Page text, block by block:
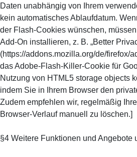
Daten unabhängig von Ihrem
kein automatisches Ablaufdatum.
der Flash-Cookies wünschen,
Add-On installieren, z. B. „Better
(https://addons.mozilla.org/de/firefox/
das Adobe-Flash-Killer-Cookie für
Nutzung von HTML5 storage objects
indem Sie in Ihrem Browser den
Zudem empfehlen wir, regelmäßig
Browser-Verlauf manuell zu löschen.]
§4 Weitere Funktionen und Angebote